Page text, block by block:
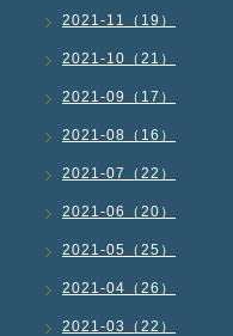
2021-11（19）
2021-10（21）
2021-09（17）
2021-08（16）
2021-07（22）
2021-06（20）
2021-05（25）
2021-04（26）
2021-03（22）